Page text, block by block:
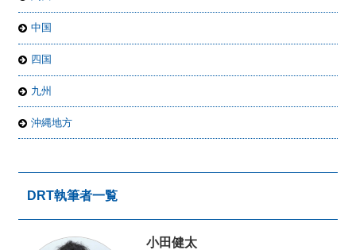
中国
四国
九州
沖縄地方
DRT執筆者一覧
小田健太